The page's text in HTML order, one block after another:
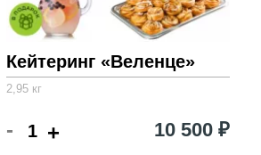
Кейтеринг «Веленце»
2,95 кг
- + 10 500 ₽